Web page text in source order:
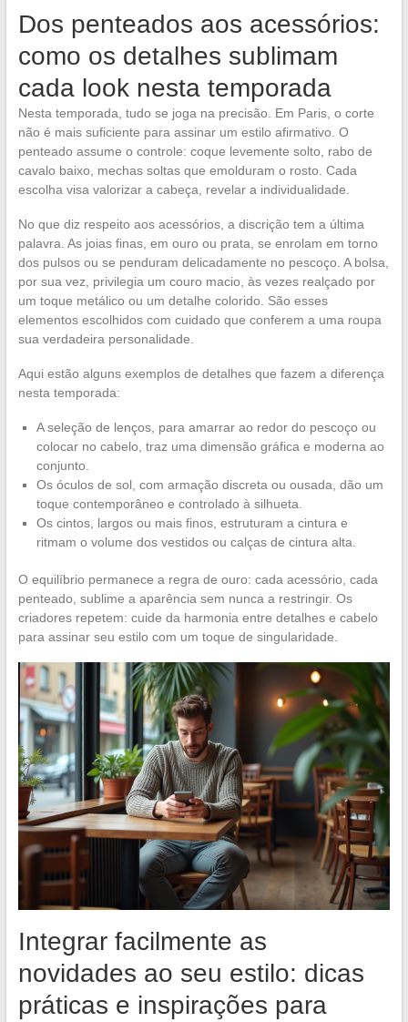
Dos penteados aos acessórios:
como os detalhes sublimam
cada look nesta temporada
Nesta temporada, tudo se joga na precisão. Em Paris, o corte
não é mais suficiente para assinar um estilo afirmativo. O
penteado assume o controle: coque levemente solto, rabo de
cavalo baixo, mechas soltas que emolduram o rosto. Cada
escolha visa valorizar a cabeça, revelar a individualidade.
No que diz respeito aos acessórios, a discrição tem a última
palavra. As joias finas, em ouro ou prata, se enrolam em torno
dos pulsos ou se penduram delicadamente no pescoço. A bolsa,
por sua vez, privilegia um couro macio, às vezes realçado por
um toque metálico ou um detalhe colorido. São esses
elementos escolhidos com cuidado que conferem a uma roupa
sua verdadeira personalidade.
Aqui estão alguns exemplos de detalhes que fazem a diferença
nesta temporada:
A seleção de lenços, para amarrar ao redor do pescoço ou
colocar no cabelo, traz uma dimensão gráfica e moderna ao
conjunto.
Os óculos de sol, com armação discreta ou ousada, dão um
toque contemporâneo e controlado à silhueta.
Os cintos, largos ou mais finos, estruturam a cintura e
ritmam o volume dos vestidos ou calças de cintura alta.
O equilíbrio permanece a regra de ouro: cada acessório, cada
penteado, sublime a aparência sem nunca a restringir. Os
criadores repetem: cuide da harmonia entre detalhes e cabelo
para assinar seu estilo com um toque de singularidade.
Integrar facilmente as
novidades ao seu estilo: dicas
práticas e inspirações para